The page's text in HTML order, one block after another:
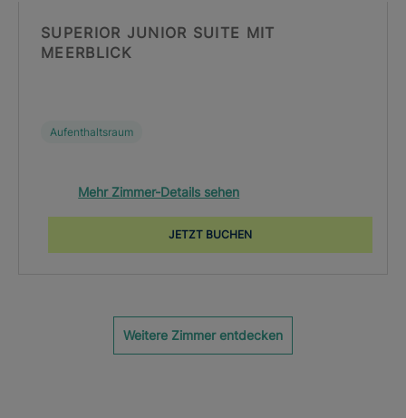
SUPERIOR JUNIOR SUITE MIT
MEERBLICK
Aufenthaltsraum
Mehr Zimmer-Details sehen
JETZT BUCHEN
Weitere Zimmer entdecken